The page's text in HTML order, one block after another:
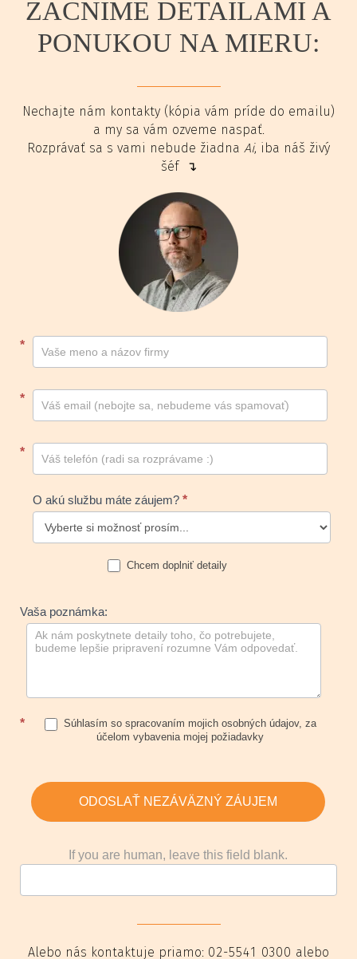
ZAČNIME DETAILAMI A
PONUKOU NA MIERU:
Nechajte nám kontakty (kópia vám príde do emailu)
a my sa vám ozveme naspať.
Rozprávať sa s vami nebude žiadna Ai, iba náš živý
šéf ↴
Kontakt
footer
*
*
*
O akú službu máte záujem? *
Chcem doplniť detaily
Vaša poznámka:
*
Súhlasím so spracovaním mojich osobných údajov, za
účelom vybavenia mojej požiadavky
ODOSLAŤ NEZÁVÄZNÝ ZÁUJEM
If you are human, leave this field blank.
Alebo nás kontaktuje priamo: 02-5541 0300 alebo